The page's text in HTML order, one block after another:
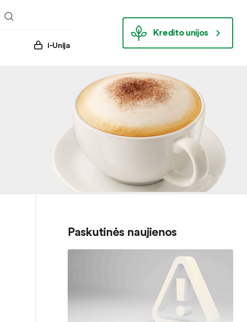
i-Unija
Kredito unijos
Paskutinės naujienos